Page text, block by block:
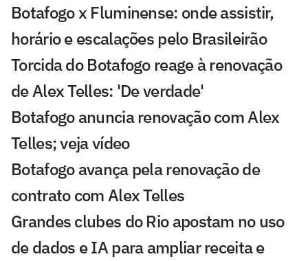
Botafogo x Fluminense: onde assistir,
horário e escalações pelo Brasileirão
Torcida do Botafogo reage à renovação
de Alex Telles: 'De verdade'
Botafogo anuncia renovação com Alex
Telles; veja vídeo
Botafogo avança pela renovação de
contrato com Alex Telles
Grandes clubes do Rio apostam no uso
de dados e IA para ampliar receita e